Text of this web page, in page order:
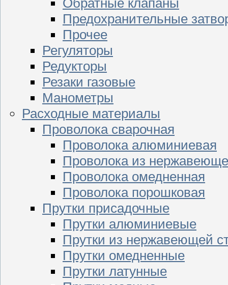
Предохранительные
Прочее
Регуляторы
Редукторы
Резаки газовые
Манометры
Расходные материалы
Проволока сварочная
Проволока алюминиевая
Проволока из
Проволока омедненная
Проволока порошковая
Прутки присадочные
Прутки алюминиевые
Прутки из нержавеющей
Прутки омедненные
Прутки латунные